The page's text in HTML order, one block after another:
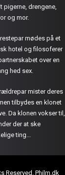
pigerne, drengene,
og mor.
mødes på et
hotel og filosoferer
over en
hed sex.
mister deres
tilbydes en klonet
Da klonen vokser til,
der at ske
ting...
Reserved. Philm.dk